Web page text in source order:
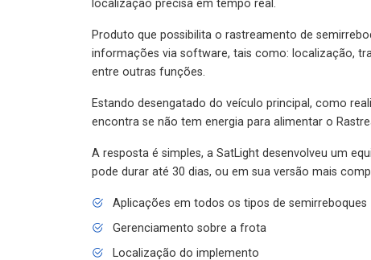
localização precisa em tempo real.
Produto que possibilita o rastreamento de
informações via software, tais como: localização,
entre outras funções.
Estando desengatado do veículo principal, como
encontra se não tem energia para alimentar o
A resposta é simples, a SatLight desenvolveu um
pode durar até 30 dias, ou em sua versão mais
Aplicações em todos os tipos de semirreboques
Gerenciamento sobre a frota
Localização do implemento